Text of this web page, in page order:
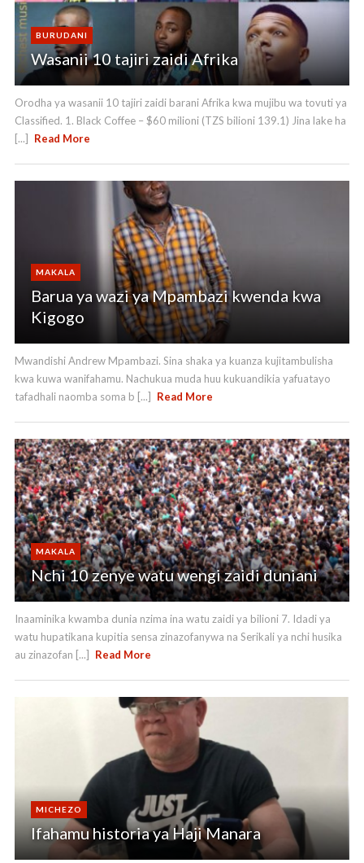
BURUDANI
Wasanii 10 tajiri zaidi Afrika
Orodha ya wasanii 10 tajiri zaidi barani Afrika kwa mujibu wa tovuti ya
Classified. 1. Black Coffee – $60 milioni (TZS bilioni 139.1) Jina lake ha
[...]
Read More
MAKALA
Barua ya wazi ya Mpambazi kwenda kwa
Kigogo
Mwandishi Andrew Mpambazi. Sina shaka ya kuanza kujitambulisha
kwa kuwa wanifahamu. Nachukua muda huu kukuandikia yafuatayo
tafadhali naomba soma b [...]
Read More
MAKALA
Nchi 10 zenye watu wengi zaidi duniani
Inaaminika kwamba dunia nzima ina watu zaidi ya bilioni 7. Idadi ya
watu hupatikana kupitia sensa zinazofanywa na Serikali ya nchi husika
au zinazofan [...]
Read More
MICHEZO
Ifahamu historia ya Haji Manara